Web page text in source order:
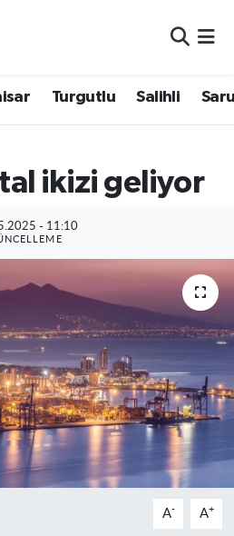
Turgutlu Salihli
ikizi geliyor
- 11:10
A- A+